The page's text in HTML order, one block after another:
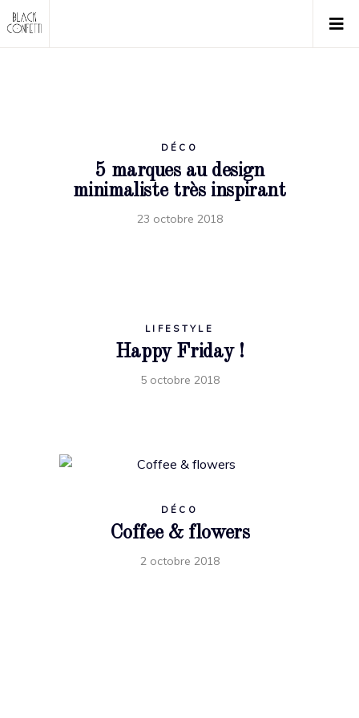
DÉCO
5 marques au design
minimaliste très inspirant
23 octobre 2018
LIFESTYLE
Happy Friday !
5 octobre 2018
DÉCO
Coffee & flowers
2 octobre 2018